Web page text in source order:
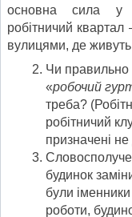
основна сила у
робітничий
вулицями, де живуть
Чи правильно
«робочий
треба?
робітничий
призначені
будинок
були
роботи,